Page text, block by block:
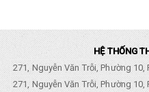
HỆ THỐNG
271, Nguyễn Văn Trỗi, Phường 10,
271, Nguyễn Văn Trỗi, Phường 10,